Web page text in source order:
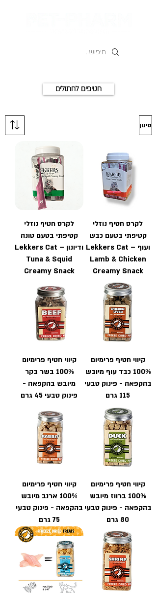
חטיפים לחתולים
סינון
לקרס חטיף נוזלי
קטיפתי בטעם כבש
ועוף – Lekkers Cat
Lamb & Chicken
Creamy Snack
לקרס חטיף נוזלי
קטיפתי בטעם טונה
ודיונון – Lekkers Cat
Tuna & Squid
Creamy Snack
קיווי חטיף פרימיום
100% כבד עוף מיובש
בהקפאה - פינוק טבעי
115 גרם
קיווי חטיף פרימיום
100% בשר בקר
מיובש בהקפאה -
פינוק טבעי 45 גרם
קיווי חטיף פרימיום
100% ברווז מיובש
בהקפאה - פינוק טבעי
80 גרם
קיווי חטיף פרימיום
100% ארנב מיובש
בהקפאה - פינוק טבעי
75 גרם